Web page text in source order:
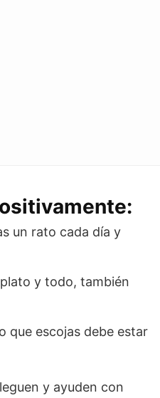
un rato cada día y
y todo, también
que escojas debe estar
y ayuden con